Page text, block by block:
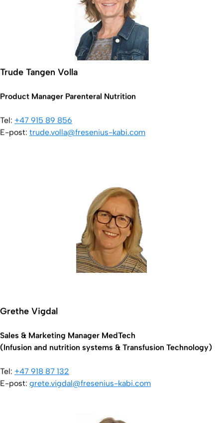
Trude Tangen Volla
Product Manager Parenteral Nutrition
Tel: +47 915 89 856
E-post: trude.volla@fresenius-kabi.com
Grethe Vigdal
Sales & Marketing Manager MedTech
(Infusion and nutrition systems & Transfusion Technology)
Tel: +47 918 87 132
E-post: grete.vigdal@fresenius-kabi.com